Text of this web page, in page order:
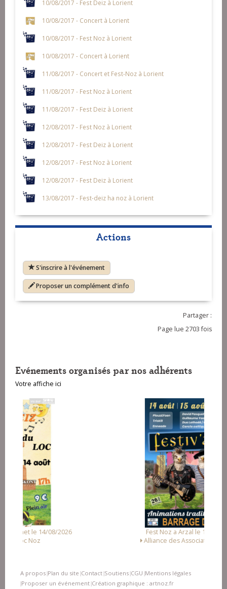
10/08/2017 - Fest Deiz à Lorient
10/08/2017 - Concert à Lorient
10/08/2017 - Fest Noz à Lorient
10/08/2017 - Concert à Lorient
11/08/2017 - Concert et Fest-Noz à Lorient
11/08/2017 - Fest Noz à Lorient
11/08/2017 - Fest Deiz à Lorient
12/08/2017 - Fest Noz à Lorient
12/08/2017 - Fest Deiz à Lorient
12/08/2017 - Fest Noz à Lorient
12/08/2017 - Fest Deiz à Lorient
13/08/2017 - Fest-deiz ha noz à Lorient
Actions
S'inscrire à l'événement
Proposer un complément d'info
Partager :
Page lue 2703 fois
Evénements organisés par nos adhérents
Votre affiche ici
Fest Noz a Arzal le 15/08/2026
Alliance des Associations d'Arzal
A propos |Plan du site |Contact |Soutiens |CGU |Mentions légales
|Proposer un événement |Création graphique : artnoz.fr